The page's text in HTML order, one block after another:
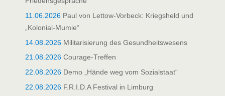
11.06.2026 Paul von Lettow-Vorbeck: Kriegsheld und
„Kolonial-Mumie“
14.08.2026 Militarisierung des Gesundheitswesens
21.08.2026 Courage-Treffen
22.08.2026 Demo „Hände weg vom Sozialstaat“
22.08.2026 F.R.I.D.A Festival in Limburg